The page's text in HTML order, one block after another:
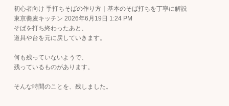
初心者向け 手打ちそばの作り方｜基本のそば打ちを丁寧に解説
東京蕎麦キッチン 2026年6月19日 1:24 PM
そばを打ち終わったあと、
道具や台を元に戻していきます。
何も残っていないようで、
残っているものがあります。
そんな時間のことを、残しました。